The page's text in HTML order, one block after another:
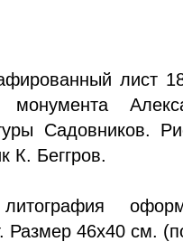
лист
монумента
Садовников.
К. Беггров.
литография
Размер 46x40 см.